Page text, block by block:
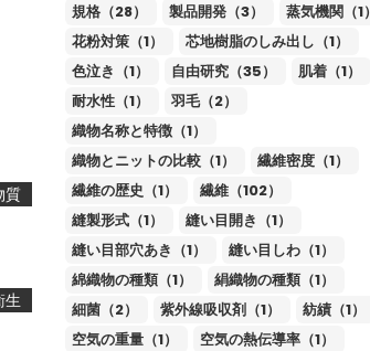
質
生
規格（28）
製品開発（3）
蒸気機関（1）
花粉対策（1）
芯地樹脂のしみ出し（1）
色泣き（1）
自由研究（35）
肌着（1）
耐水性（1）
羽毛（2）
織物名称と特徴（1）
織物とニットの比較（1）
繊維密度（1）
繊維の歴史（1）
繊維（102）
縫製形式（1）
縫い目開き（1）
縫い目部穴あき（1）
縫い目しわ（1）
綿織物の種類（1）
絹織物の種類（1）
細菌（2）
紫外線吸収剤（1）
紡績（1）
空気の重量（1）
空気の熱伝導率（1）